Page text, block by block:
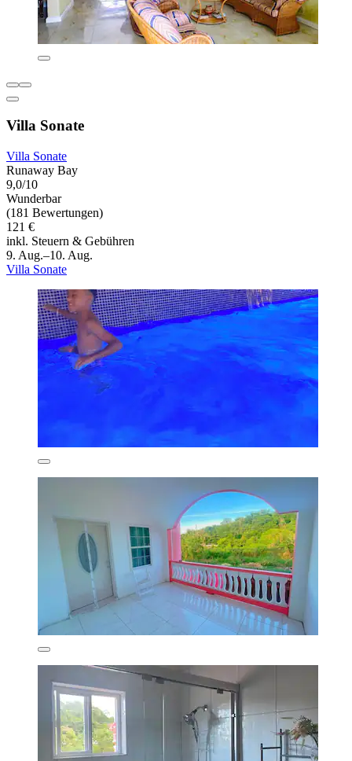
Villa Sonate
Villa Sonate
Runaway Bay
9,0/10
Wunderbar
(181 Bewertungen)
121 €
inkl. Steuern & Gebühren
9. Aug.–10. Aug.
Villa Sonate